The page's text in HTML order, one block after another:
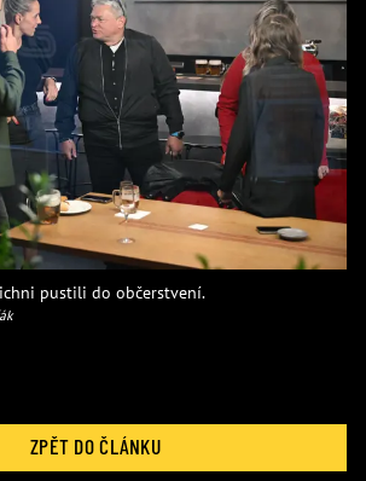
pustili do občerstvení.
ZPĚT DO ČLÁNKU